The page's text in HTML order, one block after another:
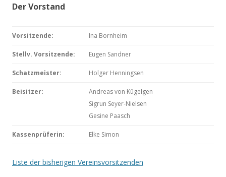
Der Vorstand
Vorsitzende: Ina Bornheim
Stellv. Vorsitzende: Eugen Sandner
Schatzmeister: Holger Henningsen
Beisitzer:
Andreas von Kügelgen
Sigrun Seyer-Nielsen
Gesine Paasch
Kassenprüferin: Elke Simon
Liste der bisherigen Vereinsvorsitzenden